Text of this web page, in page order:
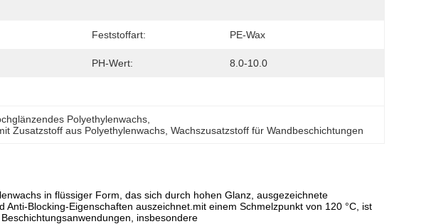
Feststoffart: PE-Wax
PH-Wert: 8.0-10.0
Polyethylenwachs
Zusatzstoff aus Polyethylenwachs , Wachszusatzstoff für Wandbeschichtungen
in flüssiger Form, das sich durch hohen Glanz, ausgezeichnete
Blocking-Eigenschaften auszeichnet.mit einem Schmelzpunkt von 120 °C, ist
insbesondere